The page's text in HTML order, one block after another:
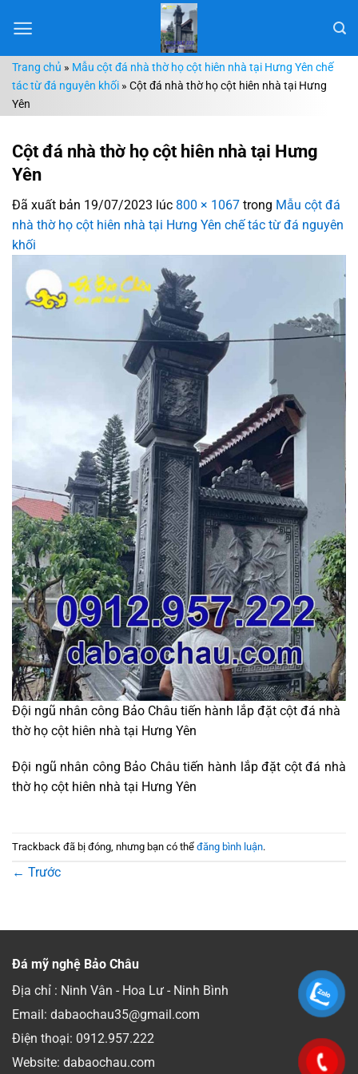
đến
dungTrang chủ » Mẫu cột đá nhà thờ họ cột hiên nhà tại Hưng Yên chế
tác từ đá nguyên khối » Cột đá nhà thờ họ cột hiên nhà tại Hưng
Yên
Cột đá nhà thờ họ cột hiên nhà tại Hưng
Yên
Đã xuất bản 19/07/2023 lúc 800 × 1067 trong Mẫu cột đá
nhà thờ họ cột hiên nhà tại Hưng Yên chế tác từ đá nguyên
khối
Đội ngũ nhân công Bảo Châu tiến hành lắp đặt cột đá nhà
thờ họ cột hiên nhà tại Hưng Yên
Đội ngũ nhân công Bảo Châu tiến hành lắp đặt cột đá nhà
thờ họ cột hiên nhà tại Hưng Yên
Trackback đã bị đóng, nhưng bạn có thể đăng bình luận.
← Trước
Đá mỹ nghệ Bảo Châu
Địa chỉ : Ninh Vân - Hoa Lư - Ninh Bình
Email: dabaochau35@gmail.com
Điện thoại: 0912.957.222
Website: dabaochau.com